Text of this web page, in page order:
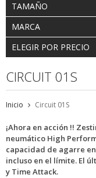
TAMAÑO
MARCA
ELEGIR POR PRECIO
CIRCUIT 01S
Inicio Circuit 01S
¡Ahora en acción !!
neumático High
capacidad de agarre
incluso en el límite. El
y Time Attack.